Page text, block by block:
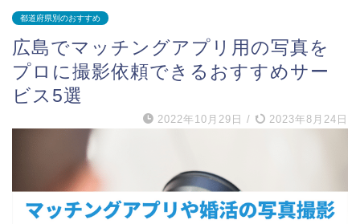
都道府県別のおすすめ
広島でマッチングアプリ用の写真を
プロに撮影依頼できるおすすめサー
ビス5選
2022年10月29日 / 2023年8月24日